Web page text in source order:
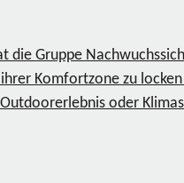
Gruppe
Komfortzone zu
oder